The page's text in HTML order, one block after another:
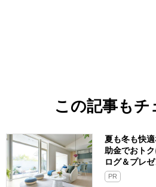
この記事もチ
夏も冬も快
助金でおト
ログ＆プレ
PR